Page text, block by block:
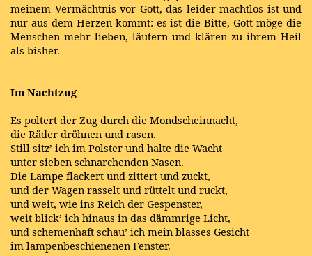
meinem Vermächtnis vor Gott, das leider machtlos ist und
nur aus dem Herzen kommt: es ist die Bitte, Gott möge die
Menschen mehr lieben, läutern und klären zu ihrem Heil
als bisher.
Im Nachtzug
Es poltert der Zug durch die Mondscheinnacht,
die Räder dröhnen und rasen.
Still sitz’ ich im Polster und halte die Wacht
unter sieben schnarchenden Nasen.
Die Lampe flackert und zittert und zuckt,
und der Wagen rasselt und rüttelt und ruckt,
und weit, wie ins Reich der Gespenster,
weit blick’ ich hinaus in das dämmrige Licht,
und schemenhaft schau’ ich mein blasses Gesicht
im lampenbeschienenen Fenster.